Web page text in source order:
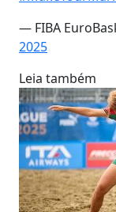
— FIBA
2025
Leia também